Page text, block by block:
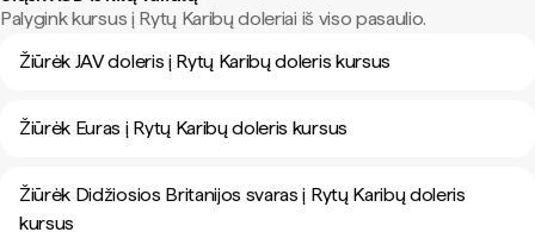
Palygink kursus į Rytų Karibų doleriai iš viso pasaulio.
Žiūrėk JAV doleris į Rytų Karibų doleris kursus
Žiūrėk Euras į Rytų Karibų doleris kursus
Žiūrėk Didžiosios Britanijos svaras į Rytų Karibų doleris
kursus